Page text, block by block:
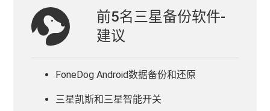
前5名三星备份软件-
建议
FoneDog Android数据备份和还原
三星凯斯和三星智能开关